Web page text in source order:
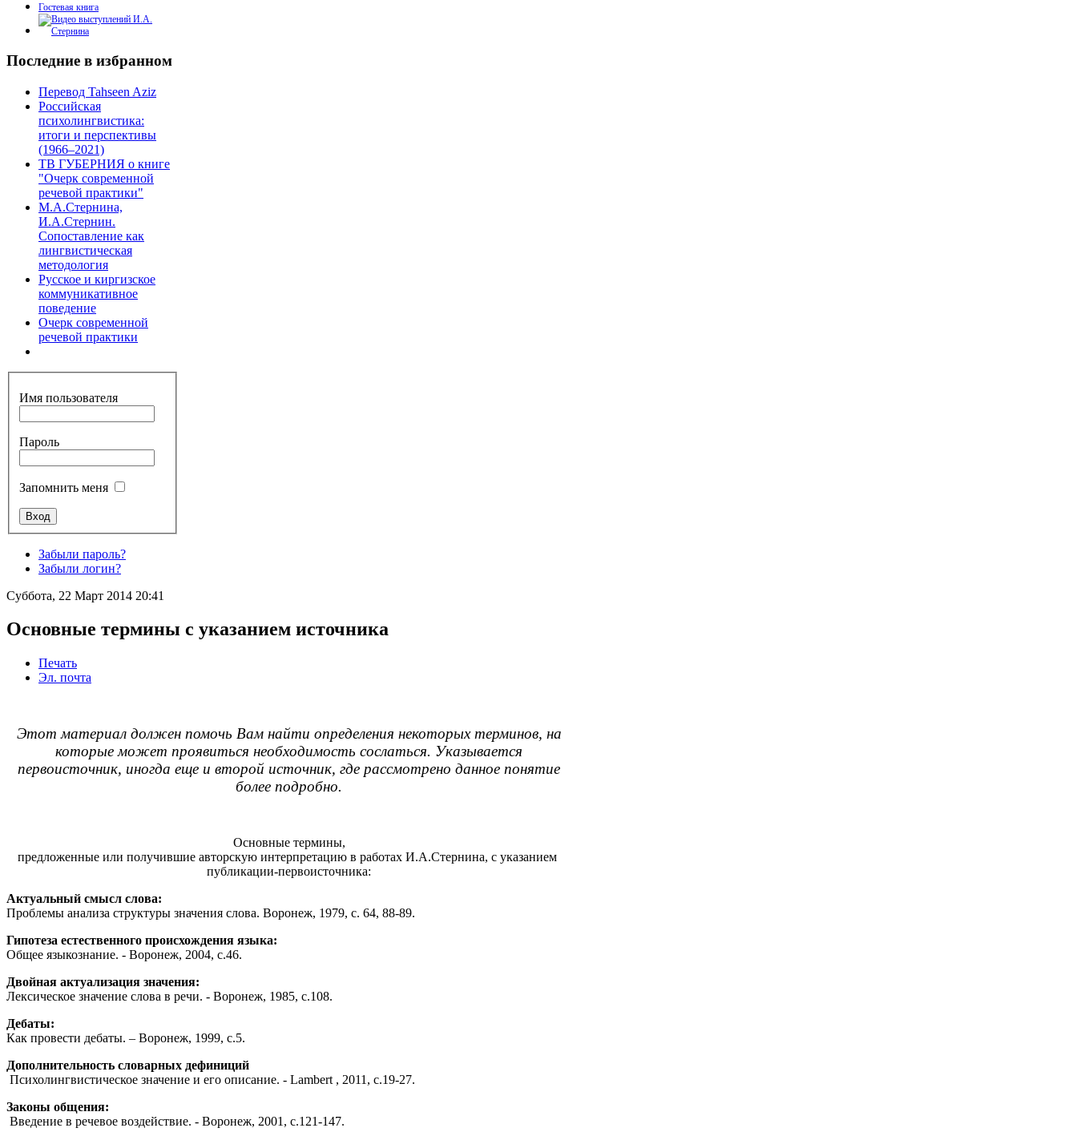
Гостевая книга
Последние в избранном
Перевод Tahseen Aziz
Российская
психолингвистика:
итоги и перспективы
(1966–2021)
ТВ ГУБЕРНИЯ о книге
"Очерк современной
речевой практики"
М.А.Стернина,
И.А.Стернин.
Сопоставление как
лингвистическая
методология
Русское и киргизское
коммуникативное
поведение
Очерк современной
речевой практики
Имя пользователя
Пароль
Запомнить меня
Забыли пароль?
Забыли логин?
Суббота, 22 Март 2014 20:41
Основные термины с указанием источника
Печать
Эл. почта
Этот материал должен помочь Вам найти определения некоторых терминов, на
которые может проявиться необходимость сослаться. Указывается
первоисточник, иногда еще и второй источник, где рассмотрено данное понятие
более подробно.
Основные термины,
предложенные или получившие авторскую интерпретацию в работах И.А.Стернина, с указанием
публикации-первоисточника:
Актуальный смысл слова:
Проблемы анализа структуры значения слова. Воронеж, 1979, с. 64, 88-89.
Гипотеза естественного происхождения языка:
Общее языкознание. - Воронеж, 2004, с.46.
Двойная актуализация значения:
Лексическое значение слова в речи. - Воронеж, 1985, с.108.
Дебаты:
Как провести дебаты. – Воронеж, 1999, с.5.
Дополнительность словарных дефиниций
Психолингвистическое значение и его описание. - Lambert , 2011, с.19-27.
Законы общения:
Введение в речевое воздействие. - Воронеж, 2001, с.121-147.